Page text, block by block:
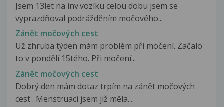
Jsem 13let na inv.vozíku celou dobu jsem se
vyprazdňoval podrážděním močového...
Zánět močových cest
Už zhruba týden mám problém při močení. Začalo
to v pondělí 15tého. Při močení...
Zánět močových cest
Dobrý den mám dotaz trpím na zánět močových
cest . Menstruaci jsem již měla....